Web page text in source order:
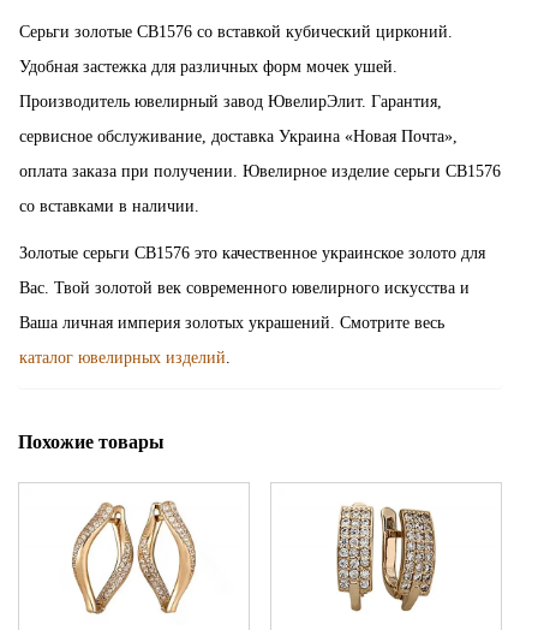
Серьги золотые СВ1576 со вставкой кубический цирконий.
Удобная застежка для различных форм мочек ушей.
Производитель ювелирный завод ЮвелирЭлит. Гарантия,
сервисное обслуживание, доставка Украина «Новая Почта»,
оплата заказа при получении. Ювелирное изделие серьги СВ1576
со вставками в наличии.
Золотые серьги СВ1576 это качественное украинское золото для
Вас. Твой золотой век современного ювелирного искусства и
Ваша личная империя золотых украшений. Смотрите весь
каталог ювелирных изделий
Похожие товары